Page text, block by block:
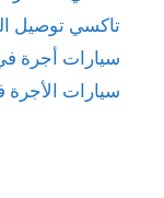
تاكسي توصيل
سيارات أجرة
سيارات